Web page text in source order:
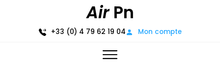
AirPn
+33 (0) 4 79 62 19 04 Mon compte